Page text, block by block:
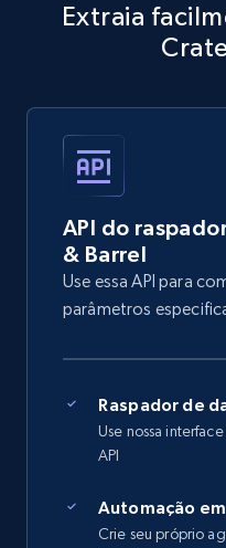
Extraia
API do
& Barrel
Use essa API para
parâmetros
Raspador de
Use nossa
API
Automação
Crie seu próprio